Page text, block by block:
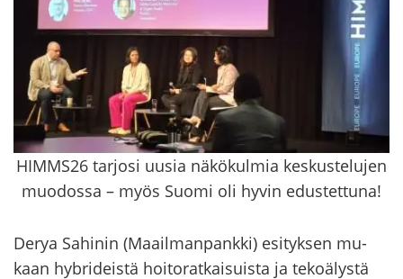
HIMMS26 tarjosi uusia näkökulmia keskustelujen
muodossa – myös Suomi oli hyvin edustettuna!
Derya Sa­hi­nin (Maa­il­man­pank­ki) esi­tyk­sen mu­
kaan hy­bri­deis­tä hoi­to­rat­kai­suis­ta ja te­ko­ä­lys­tä